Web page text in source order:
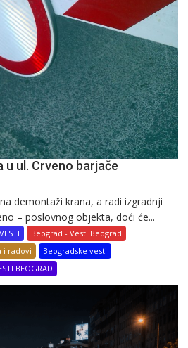
u ul. Crveno barjače
demontaži krana, a radi izgradnji
– poslovnog objekta, doći će...
Beograd - Vesti Beograd
i radovi
Beogradske vesti
BEOGRAD